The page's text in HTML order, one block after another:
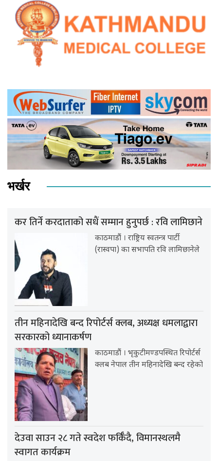
भर्खर
कर तिर्ने करदाताको सधैं सम्मान हुनुपर्छ : रवि लामिछाने
काठमाडौं । राष्ट्रिय स्वतन्त्र पार्टी
(रास्वपा) का सभापति रवि लामिछानेले
तीन महिनादेखि बन्द रिपोर्टर्स क्लब, अध्यक्ष धमलाद्वारा
सरकारको ध्यानाकर्षण
काठमाडौं । भृकुटीमण्डपस्थित रिपोर्टर्स
क्लब नेपाल तीन महिनादेखि बन्द रहेको
देउवा साउन २८ गते स्वदेश फर्किँदै, विमानस्थलमै
स्वागत कार्यक्रम